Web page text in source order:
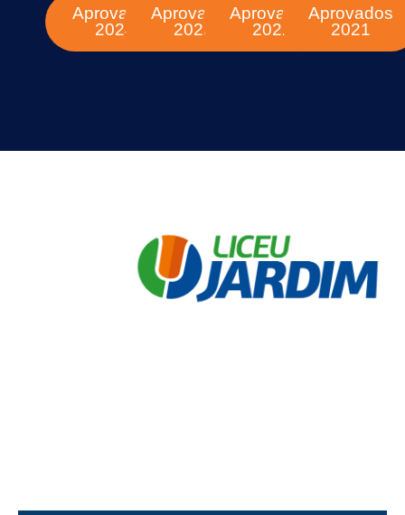
Aprovados
2024
Aprovados
2023
Aprovados
2022
Aprovados
2021